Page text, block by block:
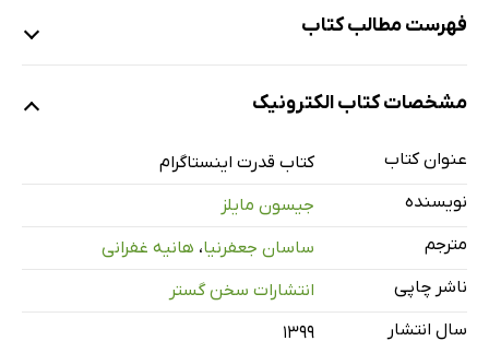
فهرست مطالب کتاب
قبیله شما در اینستاگرام است
قبیله خود را در اینستاگرام پیدا کنید
راهنمای چارچوب قدرت (POWER)
سفر نامطلوب که ما را امروز با هم متحد کرد
قسمت 1: آمادگی برای موفقیت
مشخصات کتاب الکترونیک
عنوان کتاب
کتاب قدرت اینستاگرام
نویسنده
جیسون مایلز
مترجم
ساسان جعفرنیا، هانیه غفرانی
ناشر چاپی
انتشارات سخن گستر
سال انتشار
۱۳۹۹